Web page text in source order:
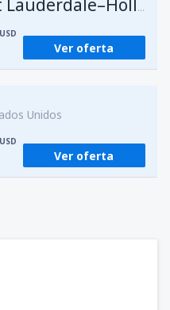
Fort Lauderdale Fort Lauderdale–Hollywood Intl Airport
USD
Ver oferta
Unidos
USD
Ver oferta